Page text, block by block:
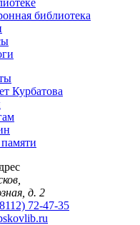
библиотека
Курбатова
д. 2
72-47-35